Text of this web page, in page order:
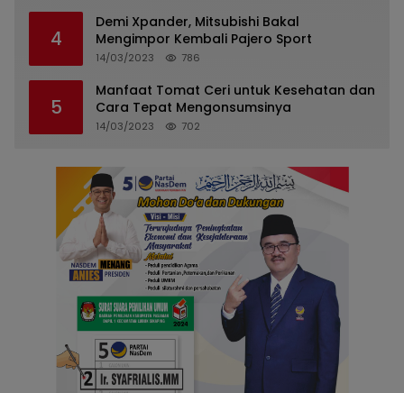
4
Demi Xpander, Mitsubishi Bakal
Mengimpor Kembali Pajero Sport
14/03/2023 786
5
Manfaat Tomat Ceri untuk Kesehatan dan
Cara Tepat Mengonsumsinya
14/03/2023 702